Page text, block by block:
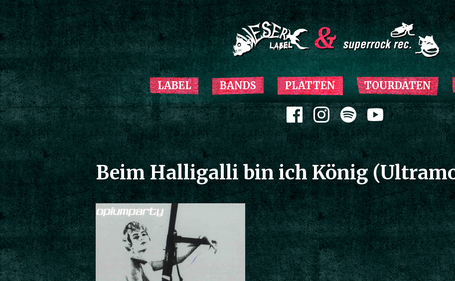
Zum Inhalt springen
LABEL BANDS PLATTEN TOURDATEN
Zum Inhalt springen
Beim Halligalli bin ich König